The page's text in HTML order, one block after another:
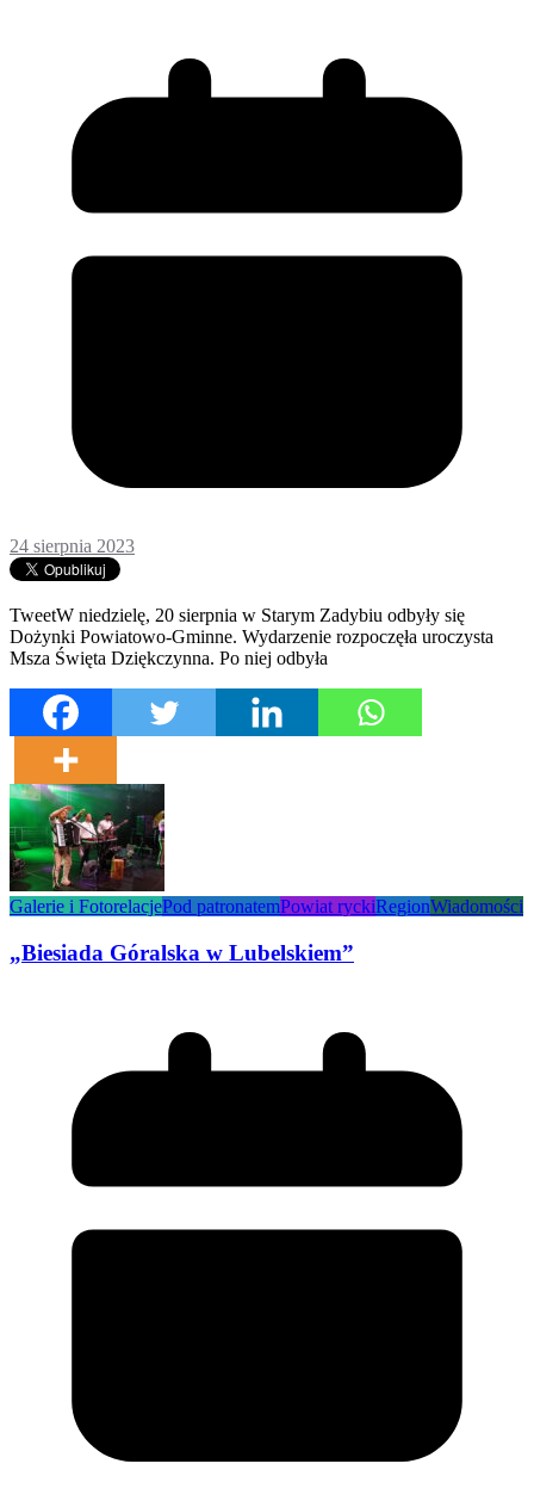
24 sierpnia 2023
TweetW niedzielę, 20 sierpnia w Starym Zadybiu odbyły się
Dożynki Powiatowo-Gminne. Wydarzenie rozpoczęła uroczysta
Msza Święta Dziękczynna. Po niej odbyła
Galerie i FotorelacjePod patronatemPowiat ryckiRegionWiadomości
„Biesiada Góralska w Lubelskiem”